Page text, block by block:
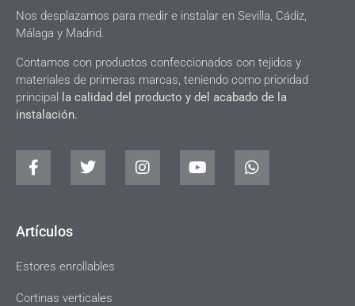
Nos desplazamos para medir e instalar en Sevilla, Cádiz,
Málaga y Madrid.
Contamos con productos confeccionados con tejidos y
materiales de primeras marcas, teniendo como prioridad
principal
la calidad del producto y del acabado de la
instalación.
Artículos
Estores enrollables
Cortinas verticales